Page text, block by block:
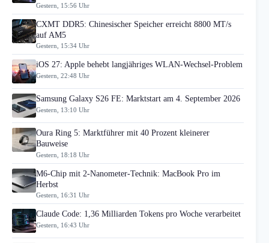
Gestern, 15:56 Uhr
CXMT DDR5: Chinesischer Speicher erreicht 8800 MT/s
auf AM5
Gestern, 15:34 Uhr
iOS 27: Apple behebt langjähriges WLAN-Wechsel-Problem
Gestern, 22:48 Uhr
Samsung Galaxy S26 FE: Marktstart am 4. September 2026
Gestern, 13:10 Uhr
Oura Ring 5: Marktführer mit 40 Prozent kleinerer
Bauweise
Gestern, 18:18 Uhr
M6-Chip mit 2-Nanometer-Technik: MacBook Pro im
Herbst
Gestern, 16:31 Uhr
Claude Code: 1,36 Milliarden Tokens pro Woche verarbeitet
Gestern, 16:43 Uhr